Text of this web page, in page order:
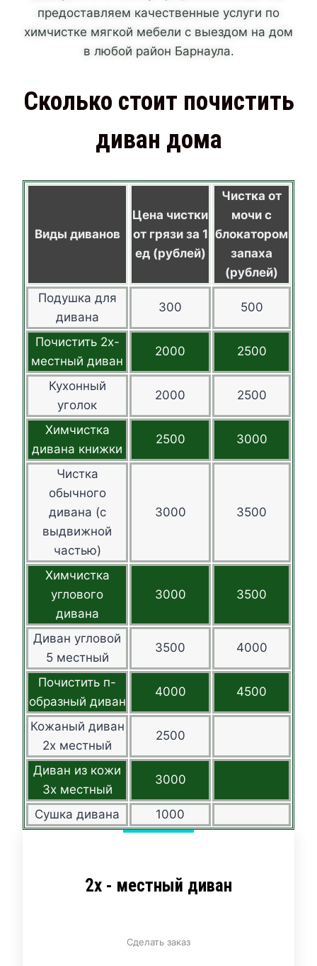
предоставляем качественные услуги по
химчистке мягкой мебели с выездом на дом
в любой район Барнаула.
Сколько стоит почистить
диван дома
Виды диванов
Цена чистки
от грязи за 1
ед (рублей)
Чистка от
мочи с
блокатором
запаха
(рублей)
Подушка для
дивана
300 500
Почистить 2х-
местный диван
2000 2500
Кухонный
уголок
2000 2500
Химчистка
дивана книжки
2500 3000
Чистка
обычного
дивана (с
выдвижной
частью)
3000 3500
Химчистка
углового
дивана
3000 3500
Диван угловой
5 местный
3500 4000
Почистить п-
образный диван
4000 4500
Кожаный диван
2х местный
2500
Диван из кожи
3х местный
3000
Сушка дивана 1000
2х - местный диван
Сделать заказ